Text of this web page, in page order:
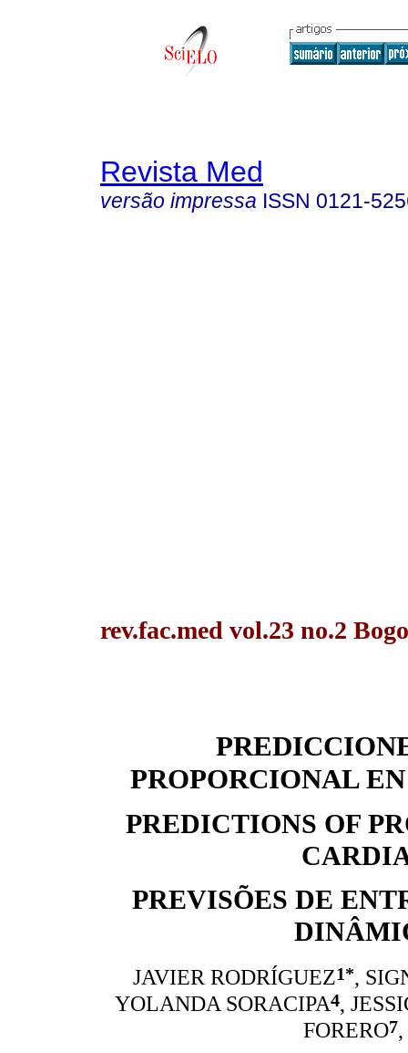
Revista Med
versão impressa ISSN 0121-
rev.fac.med vol.23 no.2
PROPORCIONAL
PREDICTIONS OF
PREVISÕES DE
JAVIER RODRÍGUEZ1*,
YOLANDA SORACIPA4,
FORERO7,